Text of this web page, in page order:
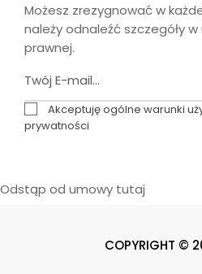
Możesz zrezygnować w
należy odnaleźć szczegóły
prawnej.
Akceptuję ogólne warunki
prywatności
Odstąp od umowy tutaj
COPYRIGHT ©